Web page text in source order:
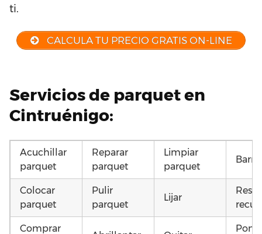
ti.
CALCULA TU PRECIO GRATIS ON-LINE
Servicios de parquet en
Cintruénigo:
Acuchillar
parquet
Reparar
parquet
Limpiar
parquet
Colocar
parquet
Pulir
parquet
Lijar
Comprar